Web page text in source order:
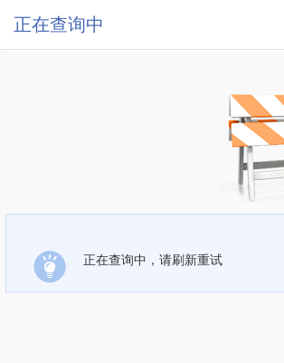
正在查询中
正在查询中，请刷新重试